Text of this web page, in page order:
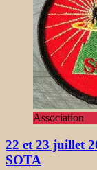
Association
22 et 23 juillet
SOTA